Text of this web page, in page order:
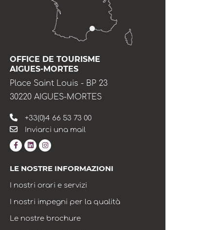
OFFICE DE TOURISME
AIGUES-MORTES
Place Saint Louis - BP 23
30220 AIGUES-MORTES
+33(0)4 66 53 73 00
Inviarci una mail
LE NOSTRE INFORMAZIONI
I nostri orari e servizi
I nostri impegni per la qualità
Le nostre brochure